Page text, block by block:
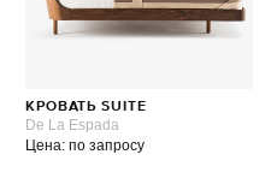
КРОВАТЬ SUITE
De La Espada
Цена: по запросу